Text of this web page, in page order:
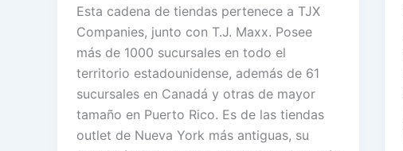
Esta cadena de tiendas pertenece a TJX
Companies, junto con T.J. Maxx. Posee
más de 1000 sucursales en todo el
territorio estadounidense, además de 61
sucursales en Canadá y otras de mayor
tamaño en Puerto Rico. Es de las tiendas
outlet de Nueva York más antiguas, su